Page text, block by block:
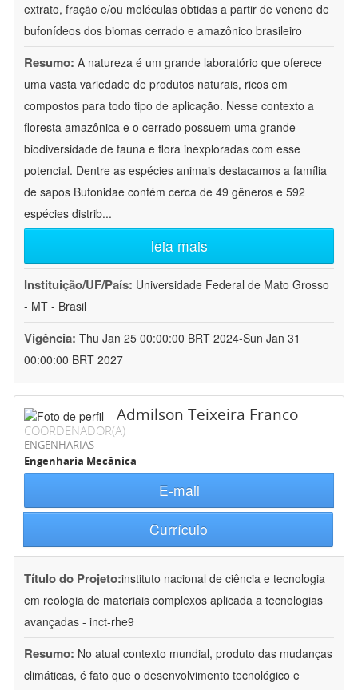
extrato, fração e/ou moléculas obtidas a partir de veneno de
bufonídeos dos biomas cerrado e amazônico brasileiro
Resumo: A natureza é um grande laboratório que oferece
uma vasta variedade de produtos naturais, ricos em
compostos para todo tipo de aplicação. Nesse contexto a
floresta amazônica e o cerrado possuem uma grande
biodiversidade de fauna e flora inexploradas com esse
potencial. Dentre as espécies animais destacamos a família
de sapos Bufonidae contém cerca de 49 gêneros e 592
espécies distrib...
leia mais
Instituição/UF/País: Universidade Federal de Mato Grosso
- MT - Brasil
Vigência: Thu Jan 25 00:00:00 BRT 2024-Sun Jan 31
00:00:00 BRT 2027
Admilson Teixeira Franco
COORDENADOR(A)
ENGENHARIAS
Engenharia Mecânica
E-mail
Currículo
Título do Projeto:instituto nacional de ciência e tecnologia
em reologia de materiais complexos aplicada a tecnologias
avançadas - inct-rhe9
Resumo: No atual contexto mundial, produto das mudanças
climáticas, é fato que o desenvolvimento tecnológico e